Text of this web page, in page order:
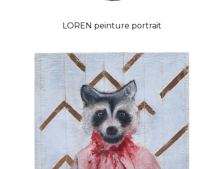
LOREN peinture portrait